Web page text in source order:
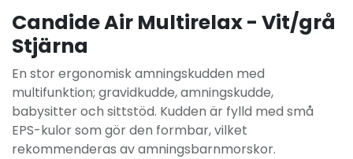
Candide Air Multirelax - Vit/grå
Stjärna
En stor ergonomisk amningskudden med
multifunktion; gravidkudde, amningskudde,
babysitter och sittstöd. Kudden är fylld med små
EPS-kulor som gör den formbar, vilket
rekommenderas av amningsbarnmorskor.